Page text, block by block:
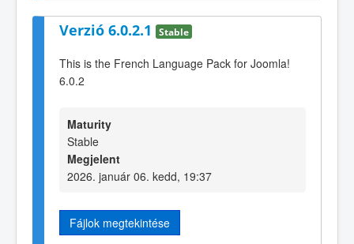
Verzió 6.0.2.1 Stable
This is the French Language Pack for Joomla!
6.0.2
Maturity
Stable
Megjelent
2026. január 06. kedd, 19:37
Fájlok megtekintése